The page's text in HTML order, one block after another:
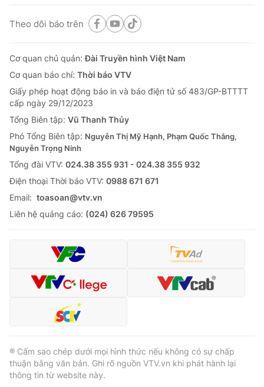
Nhân vật
Giải sao mai
Sao
Đời sống
Chất lượng cuộc sống
Giáo dục
Tuyển sinh
Học trực tuyến
Công nghệ
Hitech Công nghệ tương lai
Sản phẩm
Thị trường
Tư vấn
Giao lưu trực tuyến
Lịch phát sóng
Chuyên mục khác
Emagazine
Infographic
Video Shorts video
VTV Money
VTV Sức khoẻ Bất động sản
Theo dõi báo trên
Cơ quan chủ quản:Đài Truyền hình Việt Nam
Cơ quan báo chí: Thời báo VTV
Giấy phép hoạt động báo in và báo điện tử số 483/GP-BTTTT
cấp ngày 29/12/2023
Tổng Biên tập: Vũ Thanh Thủy
Phó Tổng Biên tập: Nguyễn Thị Mỹ Hạnh, Phạm Quốc Thắng,
Nguyễn Trọng Ninh
Tổng đài VTV: 024.38 355 931 - 024.38 355 932
Ðiện thoại Thời báo VTV: 0988 671 671
Email: toasoan@vtv.vn
Liên hệ quảng cáo: (024) 626 79595
® Cấm sao chép dưới mọi hình thức nếu không có sự chấp
thuận bằng văn bản. Ghi rõ nguồn VTV.vn khi phát hành lại
thông tin từ website này.